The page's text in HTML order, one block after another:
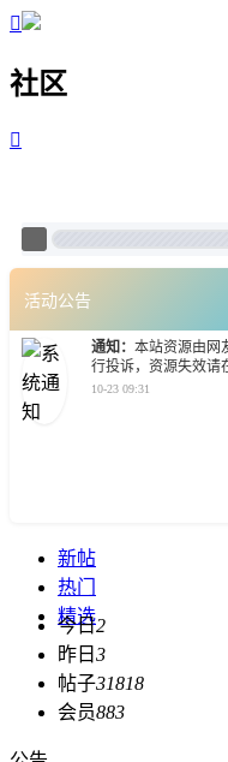

社区

Pixtech 社
活动公告
通知： 本站资源由网
行投诉，资源失效请
10-23 09:31
新帖
热门
精选
今日2
昨日 3
帖子31818
会员883